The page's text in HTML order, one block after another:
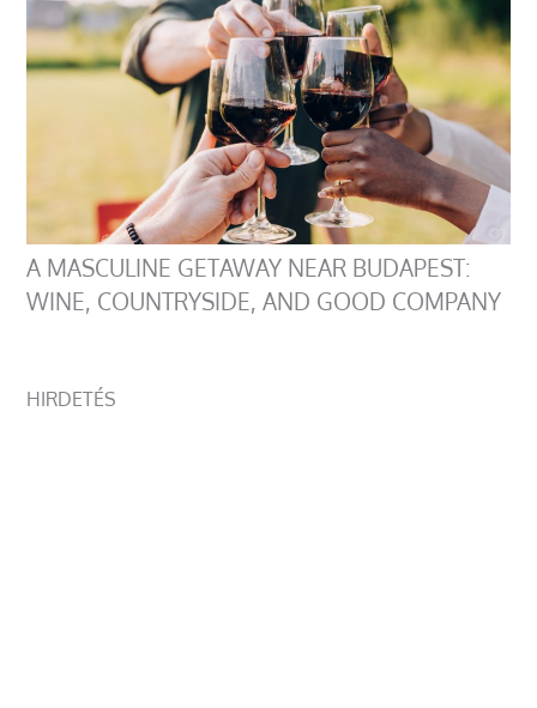
A MASCULINE GETAWAY NEAR BUDAPEST:
WINE, COUNTRYSIDE, AND GOOD COMPANY
HIRDETÉS